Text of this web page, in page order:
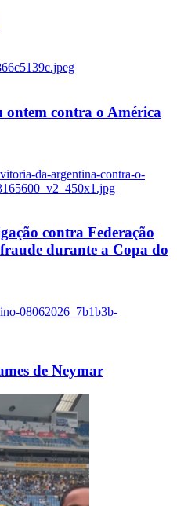
contra o América
contra Federação
durante a Copa do
de Neymar